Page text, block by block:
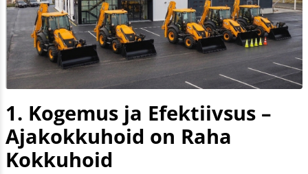
1. Kogemus ja Efektiivsus –
Ajakokkuhoid on Raha
Kokkuhoid